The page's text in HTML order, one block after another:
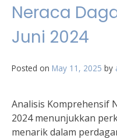
Neraca
Juni 2024
Posted on May 11, 2025 by
Analisis Komprehensif
2024 menunjukkan
menarik dalam